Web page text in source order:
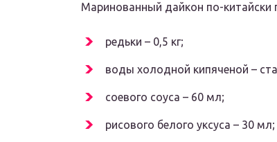
Маринованный дайкон по-китайски
редьки – 0,5 кг;
воды холодной кипяченой –
соевого соуса – 60 мл;
рисового белого уксуса – 30 мл;